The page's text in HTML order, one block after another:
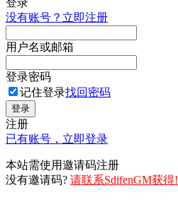
登录
没有账号？立即注册
用户名或邮箱
登录密码
记住登录找回密码
登录
注册
已有账号，立即登录
本站需使用邀请码注册
没有邀请码? 请联系SdifenGM获得!